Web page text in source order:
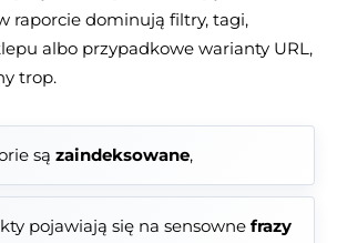
raporcie dominują filtry, tagi,
albo przypadkowe warianty URL,
trop.
są zaindeksowane,
pojawiają się na sensowne frazy